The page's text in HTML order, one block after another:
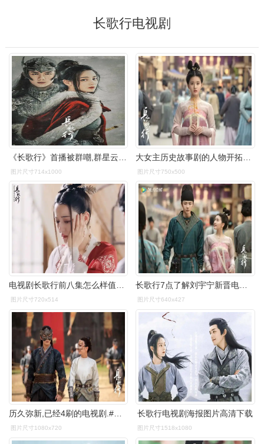
长歌行电视剧
图片尺寸714x1000 图片尺寸750x500
电视剧长歌行前八集怎么样值得追吗
图片尺寸720x514
长歌行7点了解刘宇宁新晋电视剧ost男神理想型女友大公开
图片尺寸640x427
图片尺寸1080x720
长歌行电视剧海报图片高清下载
图片尺寸1518x1080